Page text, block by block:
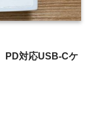
PD対応USB-Cケ